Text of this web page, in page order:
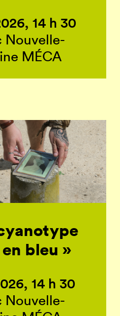
14 h 30
Nouvelle-
MÉCA
bleu »
14 h 30
Nouvelle-